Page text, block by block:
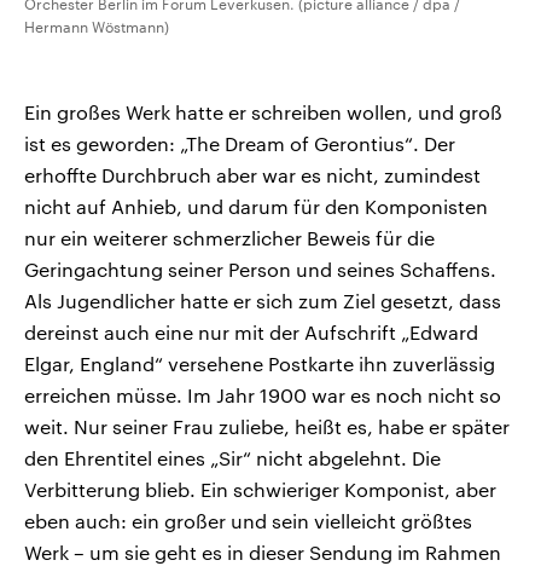
Orchester Berlin im Forum Leverkusen. (picture alliance / dpa /
Hermann Wöstmann)
Ein großes Werk hatte er schreiben wollen, und groß
ist es geworden: „The Dream of Gerontius“. Der
erhoffte Durchbruch aber war es nicht, zumindest
nicht auf Anhieb, und darum für den Komponisten
nur ein weiterer schmerzlicher Beweis für die
Geringachtung seiner Person und seines Schaffens.
Als Jugendlicher hatte er sich zum Ziel gesetzt, dass
dereinst auch eine nur mit der Aufschrift „Edward
Elgar, England“ versehene Postkarte ihn zuverlässig
erreichen müsse. Im Jahr 1900 war es noch nicht so
weit. Nur seiner Frau zuliebe, heißt es, habe er später
den Ehrentitel eines „Sir“ nicht abgelehnt. Die
Verbitterung blieb. Ein schwieriger Komponist, aber
eben auch: ein großer und sein vielleicht größtes
Werk – um sie geht es in dieser Sendung im Rahmen